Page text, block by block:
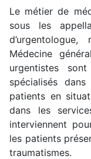
Le métier de
sous les
Médecine
urgentistes
spécialisés
patients en
dans les
interviennent
les patients
traumatismes.